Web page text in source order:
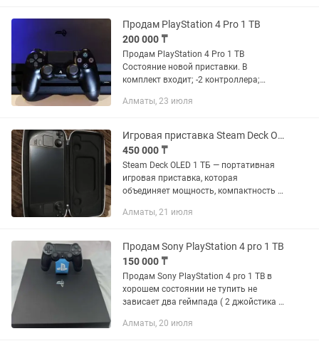
Работает без...
Продам PlayStation 4 Pro 1 TB
200 000 ₸
Продам PlayStation 4 Pro 1 TB
Состояние новой приставки. В
комплект входит; -2 контроллера;
Дожить до рассвета. 2- Жизнь после. 3-
Алматы, 23 июля
Игровая приставка Steam Deck OLED 1 ТБ Valve Steam Deck
450 000 ₸
Steam Deck OLED 1 ТБ — портативная
игровая приставка, которая
объединяет мощность, компактность и
выбор для геймеров, стремящихся к
Алматы, 21 июля
Продам Sony PlayStation 4 pro 1 TB
150 000 ₸
Продам Sony PlayStation 4 pro 1 TB в
хорошем состоянии не тупить не
зависает два геймпада ( 2 джойстика )
Horizon + в подарок 2 диска. Цена
Алматы, 20 июля